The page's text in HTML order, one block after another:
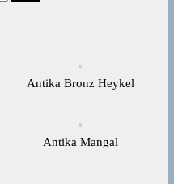
Antika Bronz Heykel
Antika Mangal